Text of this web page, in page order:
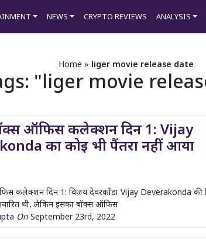
NEWS CRYPTO REVIEWS ANALYSIS
Home » liger movie release date
liger movie
ऑफिस कलेक्शन दिन 1: Vijay
का कोइ भी पैंतरा नहीं आया
कलेक्शन दिन 1: विजय देवरकोंडा Vijay Deverakonda की
थी, लेकिन इसका बॉक्स ऑफिस
On September 23rd, 2022